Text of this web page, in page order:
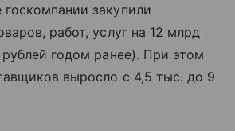
закупили
работ, услуг на 12 млрд
годом ранее). При этом
выросло с 4,5 тыс. до 9